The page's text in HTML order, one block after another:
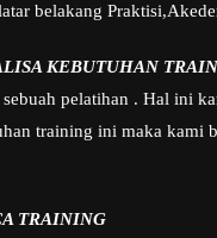
belakang
KEBUTUHAN
pelatihan . Hal ini
training ini maka kami
TRAINING